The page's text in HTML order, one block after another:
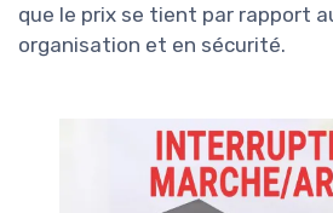
que le prix se tient par rapport
organisation et en sécurité.